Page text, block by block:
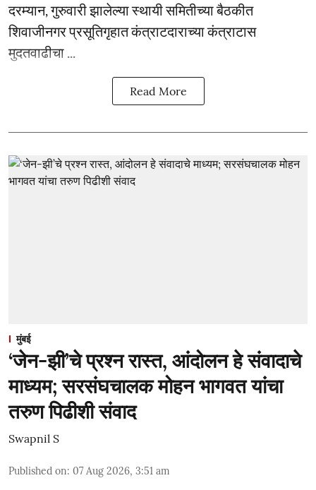
दरम्यान, गुरुवारी झालेल्या स्थायी समितीच्या बैठकीत
शिवाजीनगर प्रसूतिगृहात कंत्राटदाराच्या कंत्राटास
मुदतवाढीचा ...
Read More
मुंबई
‘जेन-झी’चे प्रश्न रास्त, आंदोलन हे संवादाचे
माध्यम; सरसंघचालक मोहन भागवत यांचा
तरुण पिढीशी संवाद
Swapnil S
Published on: 07 Aug 2026, 3:51 am